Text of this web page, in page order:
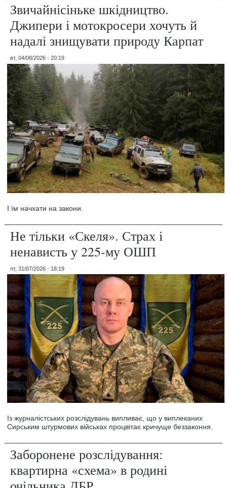
Звичайнісіньке шкідництво.
Джипери і мотокросери хочуть й
надалі знищувати природу Карпат
вт, 04/08/2026 - 20:19
І їм начхати на закони.
Не тільки «Скеля». Страх і
ненависть у 225-му ОШП
пт, 31/07/2026 - 18:19
Із журналістських розслідувань випливає, що у виплеканих
Сирським штурмових військах процвітає кричуще беззаконня.
Заборонене розслідування:
квартирна «схема» в родині